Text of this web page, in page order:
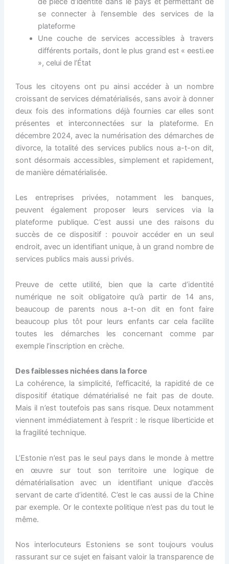
se connecter à l’ensemble des services de la
plateforme
Une couche de services accessibles à travers
différents portails, dont le plus grand est « eesti.ee
», celui de l’État
Tous les citoyens ont pu ainsi accéder à un nombre
croissant de services dématérialisés, sans avoir à donner
deux fois des informations déjà fournies car elles sont
présentes et interconnectées sur la plateforme. En
décembre 2024, avec la numérisation des démarches de
divorce, la totalité des services publics nous a-t-on dit,
sont désormais accessibles, simplement et rapidement,
de manière dématérialisée.
Les entreprises privées, notamment les banques,
peuvent également proposer leurs services via la
plateforme publique. C’est aussi une des raisons du
succès de ce dispositif : pouvoir accéder en un seul
endroit, avec un identifiant unique, à un grand nombre de
services publics mais aussi privés.
Preuve de cette utilité, bien que la carte d’identité
numérique ne soit obligatoire qu’à partir de 14 ans,
beaucoup de parents nous a-t-on dit en font faire
beaucoup plus tôt pour leurs enfants car cela facilite
toutes les démarches les concernant comme par
exemple l’inscription en crèche.
Des faiblesses nichées dans la force
La cohérence, la simplicité, l’efficacité, la rapidité de ce
dispositif étatique dématérialisé ne fait pas de doute.
Mais il n’est toutefois pas sans risque. Deux notamment
viennent immédiatement à l’esprit : le risque liberticide et
la fragilité technique.
L’Estonie n’est pas le seul pays dans le monde à mettre
en œuvre sur tout son territoire une logique de
dématérialisation avec un identifiant unique d’accès
servant de carte d’identité. C’est le cas aussi de la Chine
par exemple. Or le contexte politique n’est pas du tout le
même.
Nos interlocuteurs Estoniens se sont toujours voulus
rassurant sur ce sujet en faisant valoir la transparence de